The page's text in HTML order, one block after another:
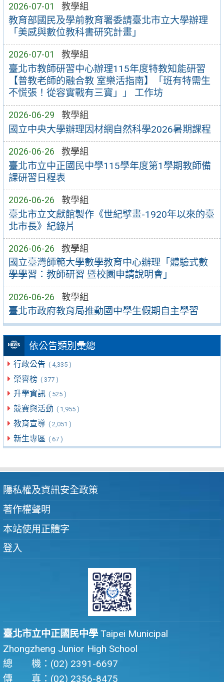
2026-07-01 教學組
教育部國民及學前教育署委請臺北市立大學辦理
「美感與數位教科書研究計畫」
2026-07-01 教學組
臺北市教師研習中心辦理115年度特教知能研習
【普教老師的融合教 室樂活指南】「班有特需生
不慌張！從容實戰有三寶」」 工作坊
2026-06-29 教學組
國立中央大學辦理因材網自然科學2026暑期課程
2026-06-26 教學組
臺北市立中正國民中學115學年度第1學期教師備
課研習日程表
2026-06-26 教學組
臺北市立文獻館製作《世紀擘畫-1920年以來的臺
北市長》紀錄片
2026-06-26 教學組
國立臺灣師範大學數學教育中心辦理「體驗式數
學學習：教師研習 暨校園申請說明會」
2026-06-26 教學組
臺北市政府教育局推動國中學生假期自主學習
依公告類別彙總
行政公告 ( 4,335 )
榮譽榜 ( 377 )
升學資訊 ( 525 )
競賽與活動 ( 1,955 )
教育宣導 ( 2,051 )
新生專區 ( 67 )
隱私權及資訊安全政策
著作權聲明
本站使用正體字
登入
臺北市立中正國民中學 Taipei Municipal
Zhongzheng Junior High School
總 機：(02) 2391-6697
傳 真：(02) 2356-8475